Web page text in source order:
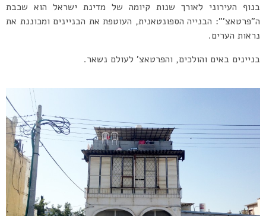
בנוף העירוני לאורך שנות קיומה של מדינת ישראל הוא שכבת
ה”פרטאצ'”: הבנייה הספונטאנית, העוטפת את הבניינים ומכוננת את
נראות הערים.
בניינים באים והולכים, והפרטאצ’ לעולם נשאר.